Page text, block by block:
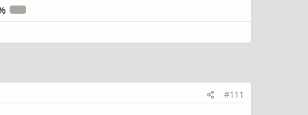
#111